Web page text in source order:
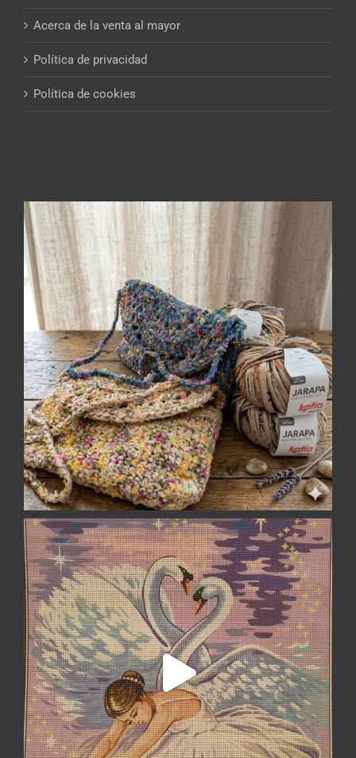
Acerca de la venta al mayor
Política de privacidad
Política de cookies